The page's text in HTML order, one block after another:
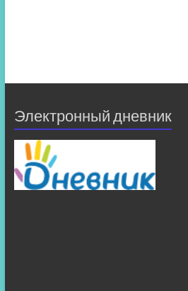
Электронный дневник